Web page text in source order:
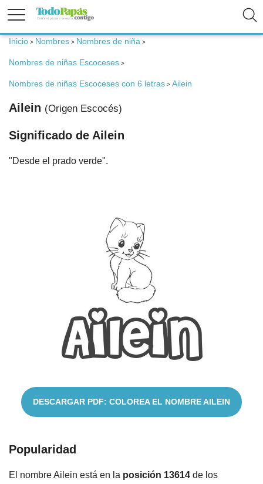
Fertilidad
Embarazo
Bebé
Inicio > Nombres > Nombres de niña >
Nombres de niñas Escoceses >
Nombres de niñas Escoceses con 6 letras > Ailein
Ailein (Origen Escocés)
Significado de Ailein
"Desde el prado verde".
DESCARGAR PDF: COLOREA EL NOMBRE AILEIN
Popularidad
El nombre Ailein está en la posición 13614 de los